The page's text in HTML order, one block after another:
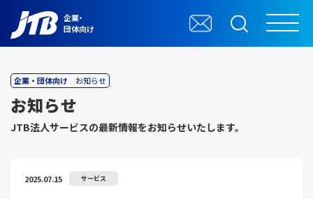
企業・
団体向け
企業・団体向け お知らせ
お知らせ
JTB法⼈サービスの最新情報をお知らせいたします。
2025.07.15 サービス